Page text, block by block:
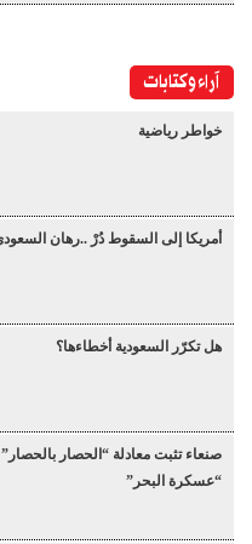
آراء وكتابات
خواطر رياضية
أمريكا إلى السقوط دُرْ ..رهان
هل تكرّر السعودية أخطاءها؟
صنعاء تثبت معادلة “الحصار
“عسكرة البحر”